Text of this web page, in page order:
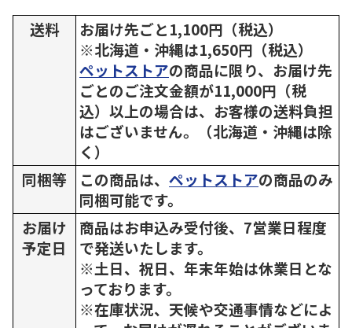
送料
お届け先ごと1,100円（税込）
※北海道・沖縄は1,650円（税込）
ペットストアの商品に限り、お届け先
ごとのご注文金額が11,000円（税
込）以上の場合は、お客様の送料負担
はございません。（北海道・沖縄は除
く）
同梱等
この商品は、 ペットストアの商品のみ
同梱可能です。
お届け
予定日
商品はお申込み受付後、7営業日程度
で発送いたします。
※土日、祝日、年末年始は休業日とな
っております。
※在庫状況、天候や交通事情などによ